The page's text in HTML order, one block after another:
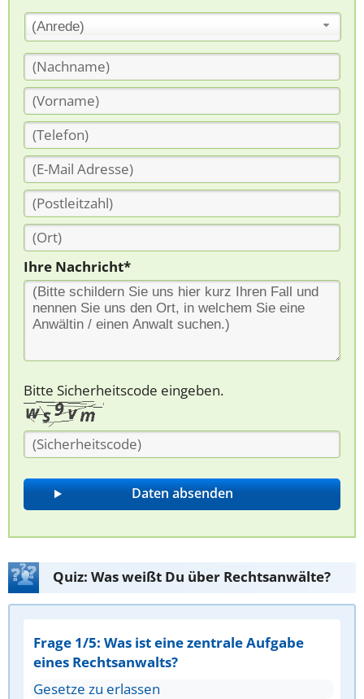
(Anrede)
Ihre Nachricht*
Bitte Sicherheitscode eingeben.
Quiz: Was weißt Du über Rechtsanwälte?
Frage 1/5: Was ist eine zentrale Aufgabe
eines Rechtsanwalts?
Gesetze zu erlassen